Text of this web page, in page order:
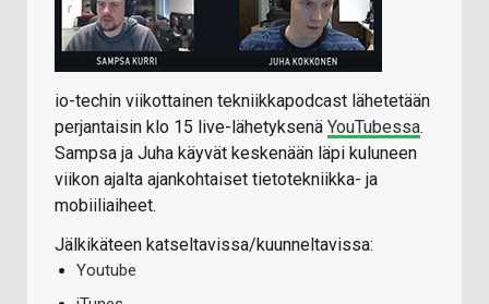
io-techin viikottainen tekniikkapodcast lähetetään
perjantaisin klo 15 live-lähetyksenä YouTubessa.
Sampsa ja Juha käyvät keskenään läpi kuluneen
viikon ajalta ajankohtaiset tietotekniikka- ja
mobiiliaiheet.
Jälkikäteen katseltavissa/kuunneltavissa:
Youtube